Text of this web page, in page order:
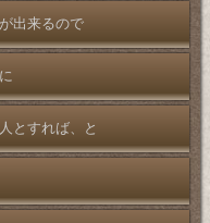
出来るので
とすれば、と